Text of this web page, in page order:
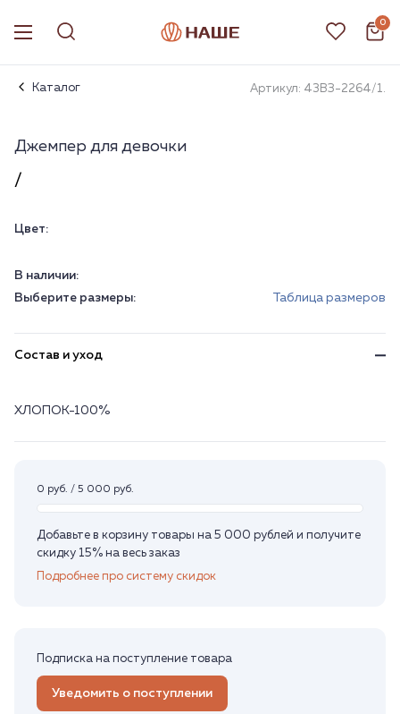
0
Каталог Артикул: 43ВЗ-2264/1.
Джемпер для девочки
/
Цвет:
В наличии:
Выберите размеры:
Таблица размеров
Состав и уход
ХЛОПОК-100%
0 руб. / 5 000 руб.
Добавьте в корзину товары на 5 000 рублей и получите
скидку 15% на весь заказ
Подробнее про систему скидок
Подписка на поступление товара
Уведомить о поступлении